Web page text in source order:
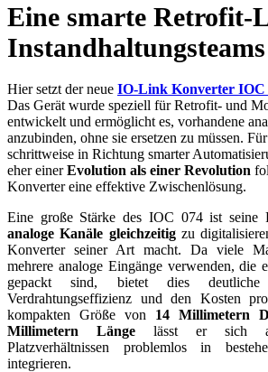
Eine smarte Retrofit-
Instandhaltungsteams
Hier setzt der neue IO-Link Konverter IOC
Das Gerät wurde speziell für Retrofit- und
entwickelt und ermöglicht es, vorhandene
anzubinden, ohne sie ersetzen zu müssen.
schrittweise in Richtung smarter
eher einerEvolution als einer Revolution
Konverter eine effektive Zwischenlösung.
Eine große Stärke des IOC 074 ist seine
analoge Kanäle gleichzeitigzu
Konverter seiner Art macht. Da viele
mehrere analoge Eingänge verwenden, die
gepackt sind, bietet dies
Verdrahtungseffizienz und den Kosten
kompakten Größe von 14 Millimetern
Millimetern Länge lässt er sich
Platzverhältnissen problemlos in
integrieren.